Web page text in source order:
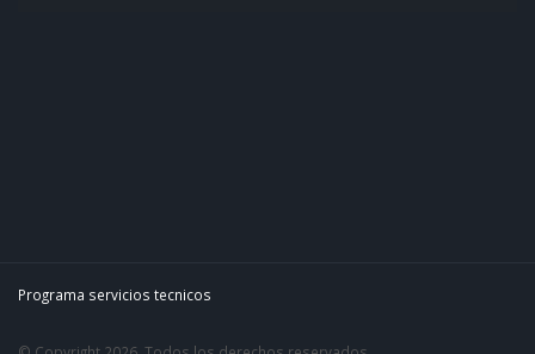
Programa servicios tecnicos